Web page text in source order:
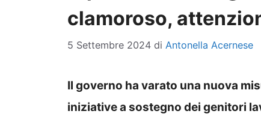
clamoroso,
5 Settembre 2024 di Antonella Acernese
Il governo ha varato una nuova
iniziative a sostegno dei genitori